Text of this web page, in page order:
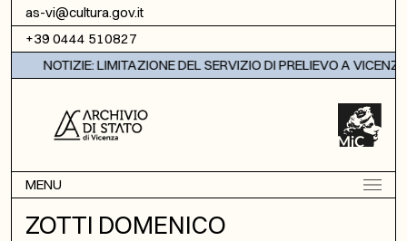
Vai al contenuto
as-vi@cultura.gov.it
+39 0444 510827
NOTIZIE: LIMITAZIONE DEL SERVIZIO DI PRELIEVO A VICENZA
MENU
ZOTTI DOMENICO